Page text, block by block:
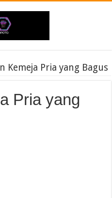
Kemeja Pria yang Bagus
Pria yang